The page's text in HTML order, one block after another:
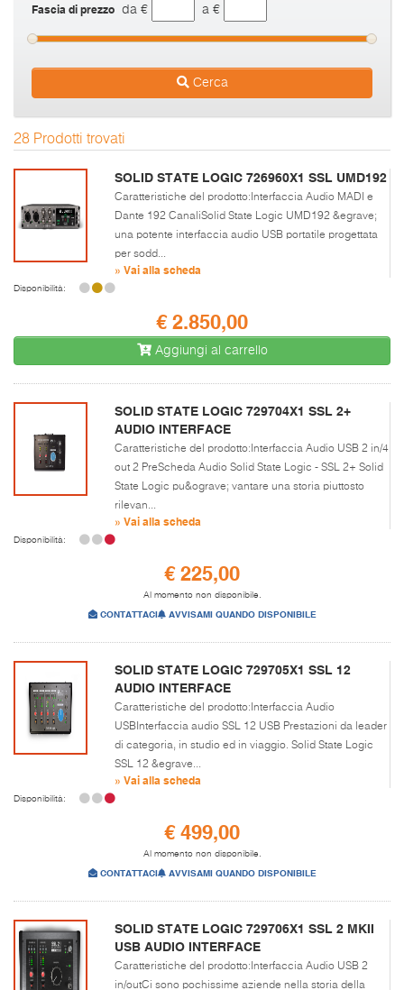
Fascia di prezzo da € a €
Cerca
28 Prodotti trovati
SOLID STATE LOGIC 726960X1 SSL UMD192
Caratteristiche del prodotto:Interfaccia Audio MADI e
Dante 192 CanaliSolid State Logic UMD192 &egrave;
una potente interfaccia audio USB portatile progettata
per sodd...
» Vai alla scheda
Disponibilità:
€ 2.850,00
Aggiungi al carrello
SOLID STATE LOGIC 729704X1 SSL 2+
AUDIO INTERFACE
Caratteristiche del prodotto:Interfaccia Audio USB 2 in/4
out 2 PreScheda Audio Solid State Logic - SSL 2+ Solid
State Logic pu&ograve; vantare una storia piuttosto
rilevan...
» Vai alla scheda
Disponibilità:
€ 225,00
Al momento non disponibile.
CONTATTACI AVVISAMI QUANDO DISPONIBILE
SOLID STATE LOGIC 729705X1 SSL 12
AUDIO INTERFACE
Caratteristiche del prodotto:Interfaccia Audio
USBInterfaccia audio SSL 12 USB Prestazioni da leader
di categoria, in studio ed in viaggio. Solid State Logic
SSL 12 &egrave...
» Vai alla scheda
Disponibilità:
€ 499,00
Al momento non disponibile.
CONTATTACI AVVISAMI QUANDO DISPONIBILE
SOLID STATE LOGIC 729706X1 SSL 2 MKII
USB AUDIO INTERFACE
Caratteristiche del prodotto:Interfaccia Audio USB 2
in/outCi sono pochissime aziende nella storia della